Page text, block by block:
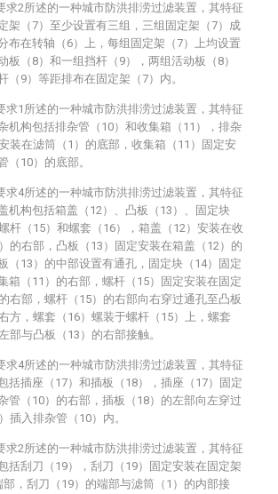
求2所述的一种城市防洪排涝过滤装置，其特征
架（7）至少设置有三组，三组固定架（7）成
布在转轴（6）上，每组固定架（7）上均设置
板（8）和一组挡杆（9），两组活动板（8）
（9）等距排布在固定架（7）内。
求1所述的一种城市防洪排涝过滤装置，其特征
机构包括排杂管（10）和收集箱（11），排杂
装在滤筒（1）的底部，收集箱（11）固定安
（10）的底部。
求4所述的一种城市防洪排涝过滤装置，其特征
机构包括箱盖（12）、凸板（13）、固定块
螺杆（15）和螺套（16），箱盖（12）安装在收
的右部，凸板（13）固定安装在箱盖（12）的
（13）的中部设置有通孔，固定块（14）固定
箱（11）的右部，螺杆（15）固定安装在固定
右部，螺杆（15）的右部向右穿过通孔至凸板
右方，螺套（16）螺装于螺杆（15）上，螺套
部与凸板（13）的右部接触。
求4所述的一种城市防洪排涝过滤装置，其特征
括插座（17）和插板（18），插座（17）固定
管（10）的右部，插板（18）的左部向左穿过
插入排杂管（10）内。
求2所述的一种城市防洪排涝过滤装置，其特征
括刮刀（19），刮刀（19）固定安装在固定架
部，刮刀（19）的端部与滤筒（1）的内部接